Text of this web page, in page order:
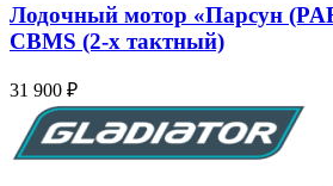
Лодочный мотор «Парсун
CBMS (2-х тактный)
31 900 ₽